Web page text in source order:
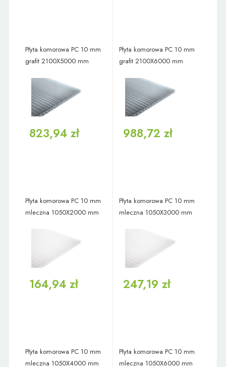
Płyta komorowa PC 10 mm
grafit 2100X5000 mm
823,94 zł
Płyta komorowa PC 10 mm
grafit 2100X6000 mm
988,72 zł
Płyta komorowa PC 10 mm
mleczna 1050X2000 mm
164,94 zł
Płyta komorowa PC 10 mm
mleczna 1050X3000 mm
247,19 zł
Płyta komorowa PC 10 mm
mleczna 1050X4000 mm
Płyta komorowa PC 10 mm
mleczna 1050X6000 mm